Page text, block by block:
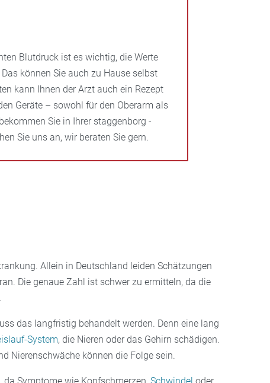
Blutdruck ist es wichtig, die Werte
können Sie auch zu Hause selbst
kann Ihnen der Arzt auch ein Rezept
Geräte – sowohl für den Oberarm als
Sie in Ihrer staggenborg -
Sie uns an, wir beraten Sie gern.
Allein in Deutschland leiden Schätzungen
Die genaue Zahl ist schwer zu ermitteln, da die
das langfristig behandelt werden. Denn eine lang
System, die Nieren oder das Gehirn schädigen.
Nierenschwäche können die Folge sein.